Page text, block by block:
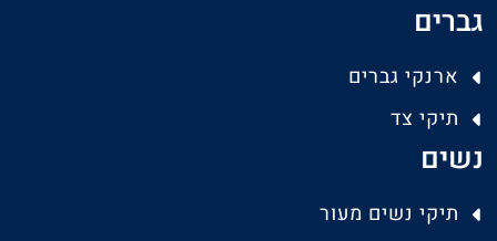
גברים
ארנקי גברים
תיקי צד
נשים
תיקי נשים מעור